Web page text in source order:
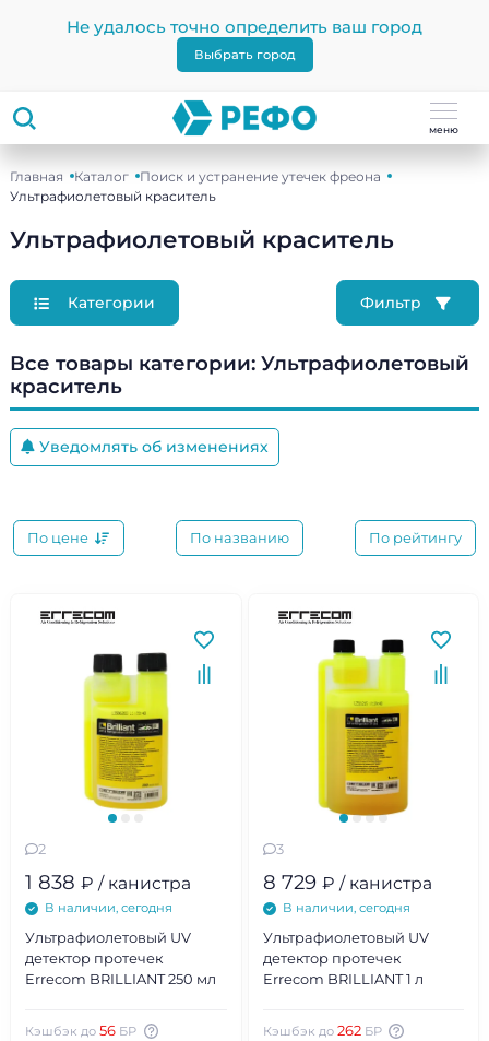
Не удалось точно определить ваш город
Выбрать город
меню
Главная Каталог
Поиск и устранение утечек фреона
Ультрафиолетовый краситель
Ультрафиолетовый краситель
Категории Фильтр
Все товары категории: Ультрафиолетовый
краситель
Уведомлять об изменениях
По цене По названию По рейтингу
2
1 838 ₽ / канистра
В наличии, сегодня
Ультрафиолетовый UV
детектор протечек
Errecom BRILLIANT 250 мл
Кэшбэк до 56 БР
3
8 729 ₽ / канистра
В наличии, сегодня
Ультрафиолетовый UV
детектор протечек
Errecom BRILLIANT 1 л
Кэшбэк до 262 БР